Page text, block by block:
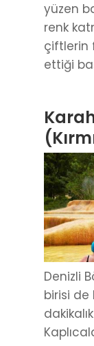
yüzen
renk
çiftlerin
ettiği
Denizli
birisi de